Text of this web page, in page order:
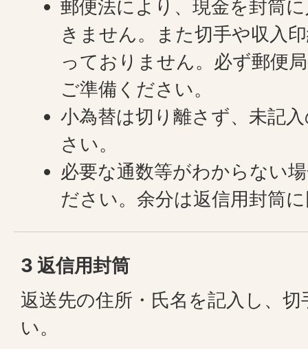
郵便法により、現金を封筒
きません。また切手や収入
っておりません。必ず郵便
ご準備ください。
小為替は切り離さず、未記
さい。
必要な通数等がわからない
ださい。余分は返信用封筒
3 返信用封筒
返送先の住所・氏名を記入し、
い。